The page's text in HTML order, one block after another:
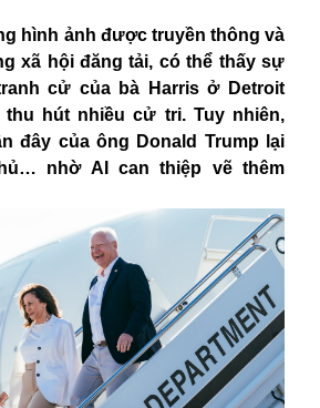
hình ảnh được truyền thông và
xã hội đăng tải, có thể thấy sự
cử của bà Harris ở Detroit
thu hút nhiều cử tri. Tuy nhiên,
đây của ông Donald Trump lại
nhờ AI can thiệp vẽ thêm